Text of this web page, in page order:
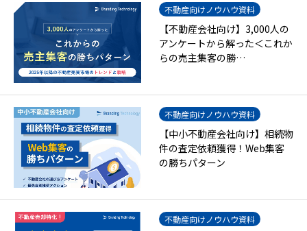
不動産向けノウハウ資料
【不動産会社向け】3,000人の
アンケートから解った＜これか
らの売主集客の勝…
不動産向けノウハウ資料
【中小不動産会社向け】相続物
件の査定依頼獲得！Web集客
の勝ちパターン
不動産向けノウハウ資料